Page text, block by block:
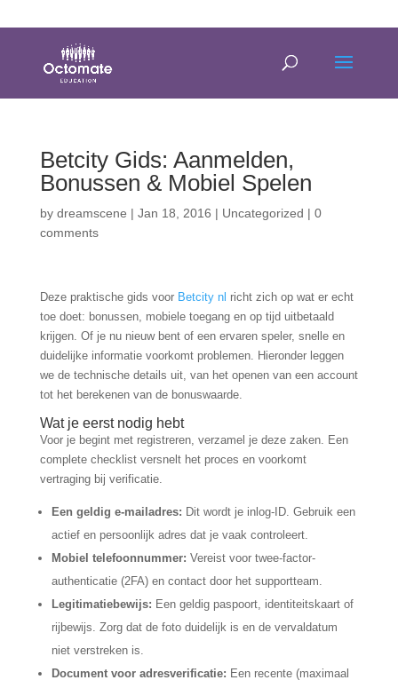
Betcity Gids: Aanmelden,
Bonussen & Mobiel Spelen
by dreamscene | Jan 18, 2016 | Uncategorized | 0
comments
Deze praktische gids voor Betcity nl richt zich op wat er echt
toe doet: bonussen, mobiele toegang en op tijd uitbetaald
krijgen. Of je nu nieuw bent of een ervaren speler, snelle en
duidelijke informatie voorkomt problemen. Hieronder leggen
we de technische details uit, van het openen van een account
tot het berekenen van de bonuswaarde.
Wat je eerst nodig hebt
Voor je begint met registreren, verzamel je deze zaken. Een
complete checklist versnelt het proces en voorkomt
vertraging bij verificatie.
Een geldig e-mailadres: Dit wordt je inlog-ID. Gebruik een
actief en persoonlijk adres dat je vaak controleert.
Mobiel telefoonnummer: Vereist voor twee-factor-
authenticatie (2FA) en contact door het supportteam.
Legitimatiebewijs: Een geldig paspoort, identiteitskaart of
rijbewijs. Zorg dat de foto duidelijk is en de vervaldatum
niet verstreken is.
Document voor adresverificatie: Een recente (maximaal